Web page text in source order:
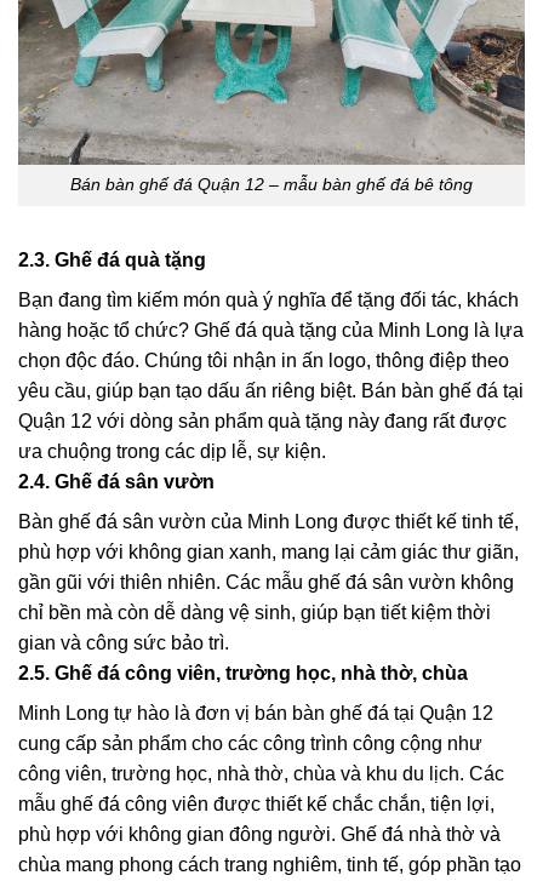
Bán bàn ghế đá Quận 12 – mẫu bàn ghế đá bê tông
2.3. Ghế đá quà tặng
Bạn đang tìm kiếm món quà ý nghĩa để tặng đối tác, khách
hàng hoặc tổ chức? Ghế đá quà tặng của Minh Long là lựa
chọn độc đáo. Chúng tôi nhận in ấn logo, thông điệp theo
yêu cầu, giúp bạn tạo dấu ấn riêng biệt. Bán bàn ghế đá tại
Quận 12 với dòng sản phẩm quà tặng này đang rất được
ưa chuộng trong các dịp lễ, sự kiện.
2.4. Ghế đá sân vườn
Bàn ghế đá sân vườn của Minh Long được thiết kế tinh tế,
phù hợp với không gian xanh, mang lại cảm giác thư giãn,
gần gũi với thiên nhiên. Các mẫu ghế đá sân vườn không
chỉ bền mà còn dễ dàng vệ sinh, giúp bạn tiết kiệm thời
gian và công sức bảo trì.
2.5. Ghế đá công viên, trường học, nhà thờ, chùa
Minh Long tự hào là đơn vị bán bàn ghế đá tại Quận 12
cung cấp sản phẩm cho các công trình công cộng như
công viên, trường học, nhà thờ, chùa và khu du lịch. Các
mẫu ghế đá công viên được thiết kế chắc chắn, tiện lợi,
phù hợp với không gian đông người. Ghế đá nhà thờ và
chùa mang phong cách trang nghiêm, tinh tế, góp phần tạo